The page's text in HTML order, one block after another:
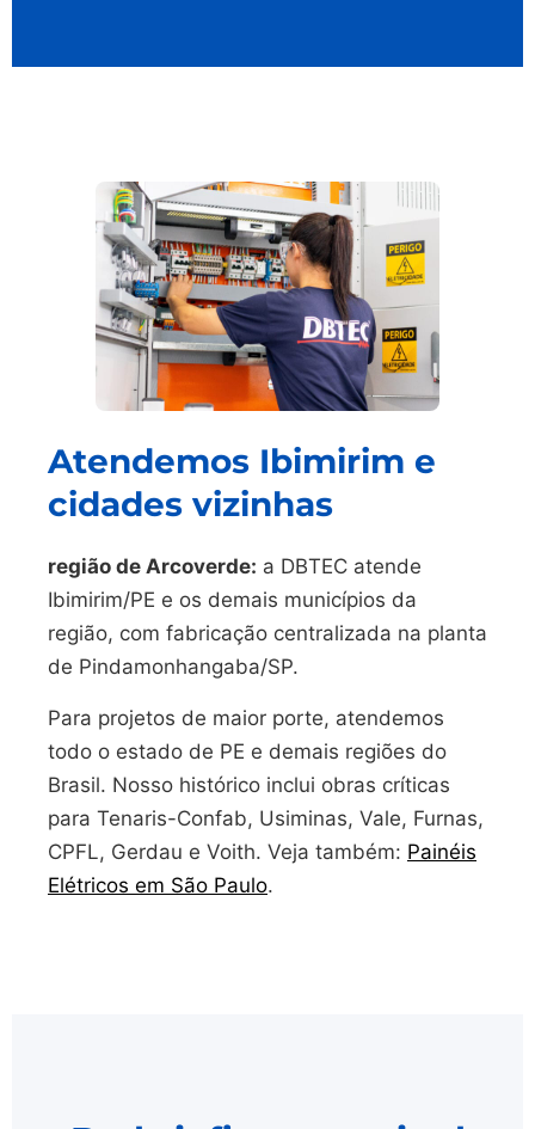
Atendemos Ibimirim e
cidades vizinhas
região de Arcoverde: a DBTEC atende
Ibimirim/PE e os demais municípios da
região, com fabricação centralizada na planta
de Pindamonhangaba/SP.
Para projetos de maior porte, atendemos
todo o estado de PE e demais regiões do
Brasil. Nosso histórico inclui obras críticas
para Tenaris-Confab, Usiminas, Vale, Furnas,
CPFL, Gerdau e Voith. Veja também: Painéis
Elétricos em São Paulo.